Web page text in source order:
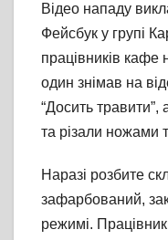
Відео нападу
Фейсбук у групі
працівників кафе
один знімав на
“Досить травити”,
та різали ножами
Наразі розбите
зафарбований,
режимі.